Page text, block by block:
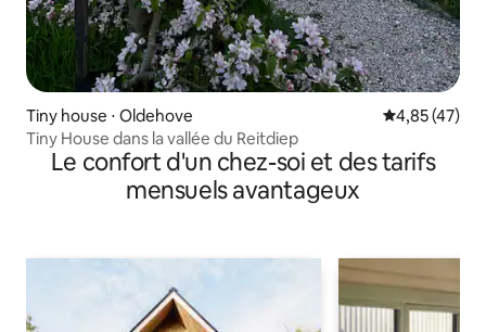
Tiny house ⋅ Oldehove Évaluation
4,85 (47)
Tiny House dans la vallée du Reitdiep
Le confort d'un chez-soi et des tarifs
mensuels avantageux